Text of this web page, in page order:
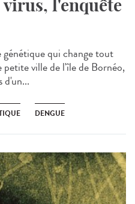
l'enquête
génétique qui change tout
petite ville de l'île de Bornéo,
d'un...
DENGUE